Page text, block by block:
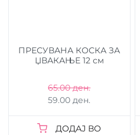
ПРЕСУВАНА КОСКА ЗА
ЏВАКАЊЕ 12 см
65.00 ден.
59.00 ден.
ДОДАЈ ВО